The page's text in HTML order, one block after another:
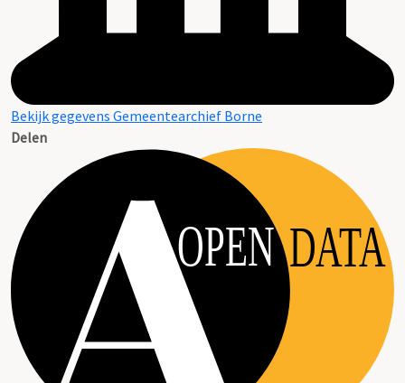
Bekijk gegevens Gemeentearchief Borne
Delen
OPEN DATA